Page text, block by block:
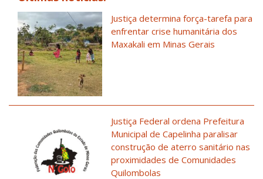
Justiça determina força-tarefa para
enfrentar crise humanitária dos
Maxakali em Minas Gerais
Justiça Federal ordena Prefeitura
Municipal de Capelinha paralisar
construção de aterro sanitário nas
proximidades de Comunidades
Quilombolas